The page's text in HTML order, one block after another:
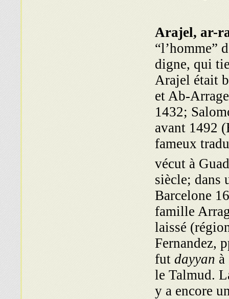
Arajel, ar-
“l’homme”
digne, qui
Arajel était
et Ab-
1432;
avant 1492
fameux
vécut à
siècle; dans
Barcelone
famille
laissé
Fernandez,
fut dayyan
le Talmud.
y a encore